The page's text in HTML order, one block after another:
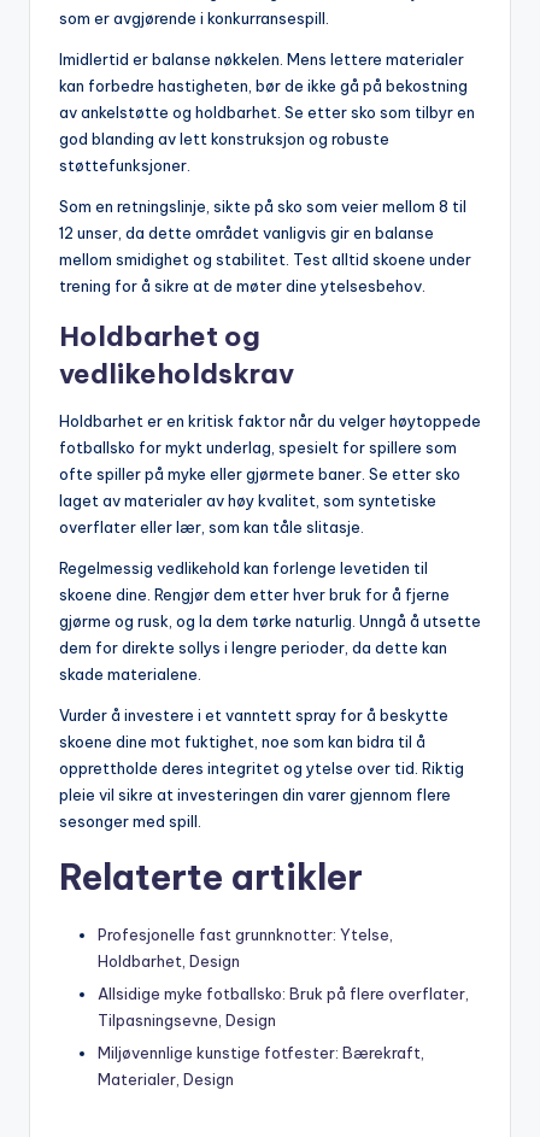
som er avgjørende i konkurransespill.
Imidlertid er balanse nøkkelen. Mens lettere materialer
kan forbedre hastigheten, bør de ikke gå på bekostning
av ankelstøtte og holdbarhet. Se etter sko som tilbyr en
god blanding av lett konstruksjon og robuste
støttefunksjoner.
Som en retningslinje, sikte på sko som veier mellom 8 til
12 unser, da dette området vanligvis gir en balanse
mellom smidighet og stabilitet. Test alltid skoene under
trening for å sikre at de møter dine ytelsesbehov.
Holdbarhet og
vedlikeholdskrav
Holdbarhet er en kritisk faktor når du velger høytoppede
fotballsko for mykt underlag, spesielt for spillere som
ofte spiller på myke eller gjørmete baner. Se etter sko
laget av materialer av høy kvalitet, som syntetiske
overflater eller lær, som kan tåle slitasje.
Regelmessig vedlikehold kan forlenge levetiden til
skoene dine. Rengjør dem etter hver bruk for å fjerne
gjørme og rusk, og la dem tørke naturlig. Unngå å utsette
dem for direkte sollys i lengre perioder, da dette kan
skade materialene.
Vurder å investere i et vanntett spray for å beskytte
skoene dine mot fuktighet, noe som kan bidra til å
opprettholde deres integritet og ytelse over tid. Riktig
pleie vil sikre at investeringen din varer gjennom flere
sesonger med spill.
Relaterte artikler
Profesjonelle fast grunnknotter: Ytelse,
Holdbarhet, Design
Allsidige myke fotballsko: Bruk på flere overflater,
Tilpasningsevne, Design
Miljøvennlige kunstige fotfester: Bærekraft,
Materialer, Design